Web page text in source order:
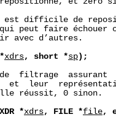
difficile de
peut faire échouer
avec d’autres.
*xdrs, short *sp );
filtrage  assurant
et  leur
réussit, 0 sinon.
*xdrs, FILE *file,